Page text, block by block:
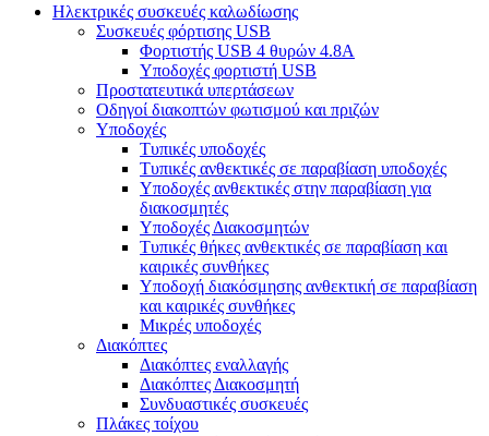
Ηλεκτρικές συσκευές καλωδίωσης
Συσκευές φόρτισης USB
Φορτιστής USB 4 θυρών 4.8A
Υποδοχές φορτιστή USB
Προστατευτικά υπερτάσεων
Οδηγοί διακοπτών φωτισμού και πριζών
Υποδοχές
Τυπικές υποδοχές
Τυπικές ανθεκτικές σε παραβίαση υποδοχές
Υποδοχές ανθεκτικές στην παραβίαση για
διακοσμητές
Υποδοχές Διακοσμητών
Τυπικές θήκες ανθεκτικές σε παραβίαση και
καιρικές συνθήκες
Υποδοχή διακόσμησης ανθεκτική σε παραβίαση
και καιρικές συνθήκες
Μικρές υποδοχές
Διακόπτες
Διακόπτες εναλλαγής
Διακόπτες Διακοσμητή
Συνδυαστικές συσκευές
Πλάκες τοίχου